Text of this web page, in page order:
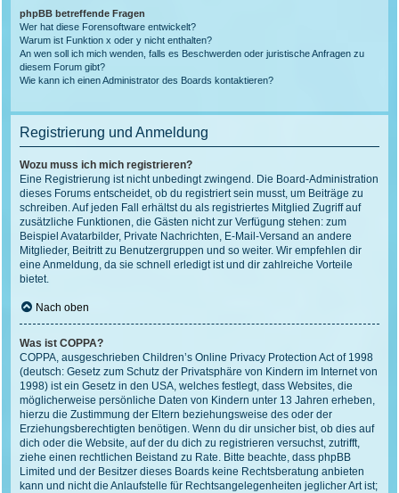
phpBB betreffende Fragen
Wer hat diese Forensoftware entwickelt?
Warum ist Funktion x oder y nicht enthalten?
An wen soll ich mich wenden, falls es Beschwerden oder juristische Anfragen zu
diesem Forum gibt?
Wie kann ich einen Administrator des Boards kontaktieren?
Registrierung und Anmeldung
Wozu muss ich mich registrieren?
Eine Registrierung ist nicht unbedingt zwingend. Die Board-Administration
dieses Forums entscheidet, ob du registriert sein musst, um Beiträge zu
schreiben. Auf jeden Fall erhältst du als registriertes Mitglied Zugriff auf
zusätzliche Funktionen, die Gästen nicht zur Verfügung stehen: zum
Beispiel Avatarbilder, Private Nachrichten, E-Mail-Versand an andere
Mitglieder, Beitritt zu Benutzergruppen und so weiter. Wir empfehlen dir
eine Anmeldung, da sie schnell erledigt ist und dir zahlreiche Vorteile
bietet.
Nach oben
Was ist COPPA?
COPPA, ausgeschrieben Children’s Online Privacy Protection Act of 1998
(deutsch: Gesetz zum Schutz der Privatsphäre von Kindern im Internet von
1998) ist ein Gesetz in den USA, welches festlegt, dass Websites, die
möglicherweise persönliche Daten von Kindern unter 13 Jahren erheben,
hierzu die Zustimmung der Eltern beziehungsweise des oder der
Erziehungsberechtigten benötigen. Wenn du dir unsicher bist, ob dies auf
dich oder die Website, auf der du dich zu registrieren versuchst, zutrifft,
ziehe einen rechtlichen Beistand zu Rate. Bitte beachte, dass phpBB
Limited und der Besitzer dieses Boards keine Rechtsberatung anbieten
kann und nicht die Anlaufstelle für Rechtsangelegenheiten jeglicher Art ist;